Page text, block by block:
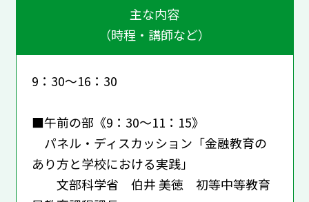
主な内容
（時程・講師など）
9：30～16：30
■午前の部《9：30～11：15》
パネル・ディスカッション「金融教育の
あり方と学校における実践」
文部科学省 伯井 美徳 初等中等教育